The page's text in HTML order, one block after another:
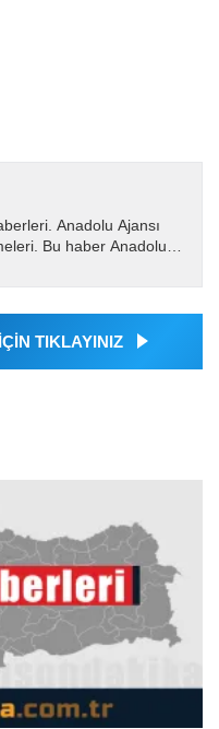
Anadolu Ajansı
Bu haber Anadolu
TIKLAYINIZ